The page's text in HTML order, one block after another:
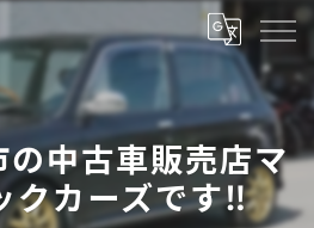
中古車販売店マ
クカーズです‼️